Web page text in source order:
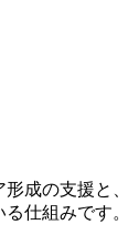
成の支援と、
仕組みです。